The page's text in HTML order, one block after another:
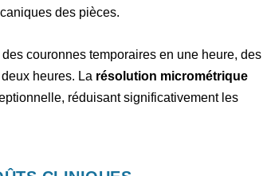
des pièces.
couronnes temporaires en une heure, des
heures. La résolution micrométrique
réduisant significativement les